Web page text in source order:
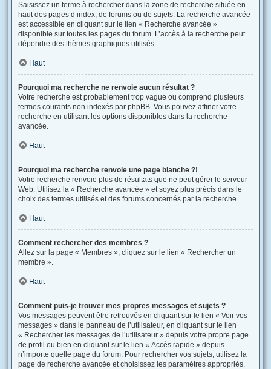
Saisissez un terme à rechercher dans la zone de recherche située en
haut des pages d’index, de forums ou de sujets. La recherche avancée
est accessible en cliquant sur le lien « Recherche avancée »
disponible sur toutes les pages du forum. L’accès à la recherche peut
dépendre des thèmes graphiques utilisés.
Haut
Pourquoi ma recherche ne renvoie aucun résultat ?
Votre recherche est probablement trop vague ou comprend plusieurs
termes courants non indexés par phpBB. Vous pouvez affiner votre
recherche en utilisant les options disponibles dans la recherche
avancée.
Haut
Pourquoi ma recherche renvoie une page blanche ?!
Votre recherche renvoie plus de résultats que ne peut gérer le serveur
Web. Utilisez la « Recherche avancée » et soyez plus précis dans le
choix des termes utilisés et des forums concernés par la recherche.
Haut
Comment rechercher des membres ?
Allez sur la page « Membres », cliquez sur le lien « Rechercher un
membre ».
Haut
Comment puis-je trouver mes propres messages et sujets ?
Vos messages peuvent être retrouvés en cliquant sur le lien « Voir vos
messages » dans le panneau de l’utilisateur, en cliquant sur le lien
« Rechercher les messages de l’utilisateur » depuis votre propre page
de profil ou bien en cliquant sur le lien « Accès rapide » depuis
n’importe quelle page du forum. Pour rechercher vos sujets, utilisez la
page de recherche avancée et choisissez les paramètres appropriés.